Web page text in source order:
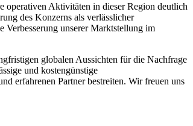
operativen Aktivitäten in dieser Region deutlich
des Konzerns als verlässlicher
Verbesserung unserer Marktstellung im
globalen Aussichten für die Nachfrage
und kostengünstige
erfahrenen Partner bestreiten. Wir freuen uns